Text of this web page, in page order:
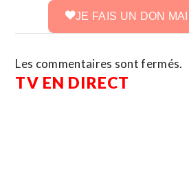
JE FAIS UN DON
Les commentaires sont fermés.
TV EN DIRECT